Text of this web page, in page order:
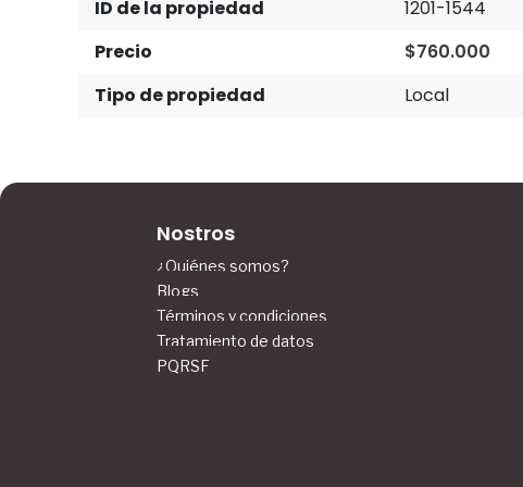
ID de la propiedad
1201-1544
Precio
$760.000
Tipo de propiedad
Local
Nostros
¿Quiénes somos?
Blogs
Términos y condiciones
Tratamiento de datos
PQRSF